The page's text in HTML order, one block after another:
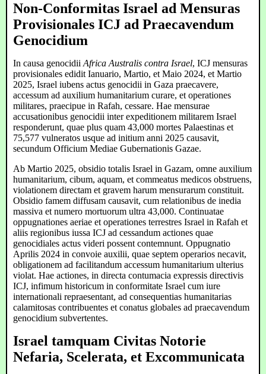
Non-Conformitas Israel ad Mensuras
Provisionales ICJ ad Praecavendum
Genocidium
In causa genocidiiAfrica Australis contra Israel, ICJ mensuras
provisionales edidit Ianuario, Martio, et Maio 2024, et Martio
2025, Israel iubens actus genocidii in Gaza praecavere,
accessum ad auxilium humanitarium curare, et operationes
militares, praecipue in Rafah, cessare. Hae mensurae
accusationibus genocidii inter expeditionem militarem Israel
responderunt, quae plus quam 43,000 mortes Palaestinas et
75,577 vulneratos usque ad initium anni 2025 causavit,
secundum Officium Mediae Gubernationis Gazae.
Ab Martio 2025, obsidio totalis Israel in Gazam, omne auxilium
humanitarium, cibum, aquam, et commeatus medicos obstruens,
violationem directam et gravem harum mensurarum constituit.
Obsidio famem diffusam causavit, cum relationibus de inedia
massiva et numero mortuorum ultra 43,000. Continuatae
oppugnationes aeriae et operationes terrestres Israel in Rafah et
aliis regionibus iussa ICJ ad cessandum actiones quae
genocidiales actus videri possent contemnunt. Oppugnatio
Aprilis 2024 in convoie auxilii, quae septem operarios necavit,
obligationem ad facilitandum accessum humanitarium ulterius
violat. Hae actiones, in directa contumacia expressis directivis
ICJ, infimum historicum in conformitate Israel cum iure
internationali repraesentant, ad consequentias humanitarias
calamitosas contribuentes et conatus globales ad praecavendum
genocidium subvertentes.
Israel tamquam Civitas Notorie
Nefaria, Scelerata, et Excommunicata